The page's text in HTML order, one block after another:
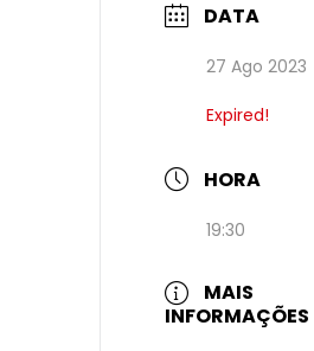
DATA
27 Ago 2023
Expired!
HORA
19:30
MAIS
INFORMAÇÕES